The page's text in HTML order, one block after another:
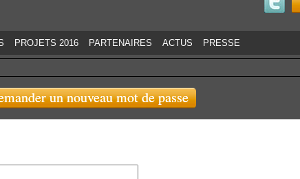
PROJETS 2016 PARTENAIRES ACTUS PRESSE
un nouveau mot de passe